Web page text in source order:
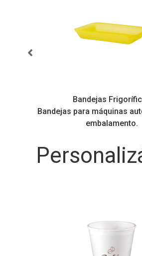
Bandejas Frigoríficas
para máquinas automáticas de